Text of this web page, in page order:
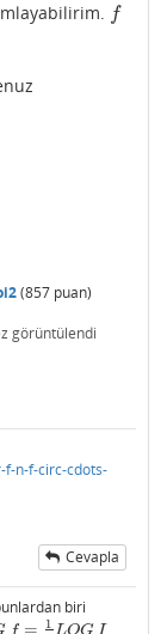
f
f
(857 puan)
görüntülendi
f-n-f-circ-cdots-
Cevapla
biri
f =
1 LOG I